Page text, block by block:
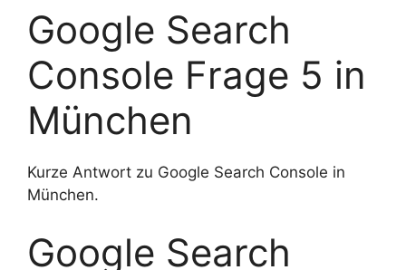
Google Search
Console Frage 5 in
München
Kurze Antwort zu Google Search Console in
München.
Google Search